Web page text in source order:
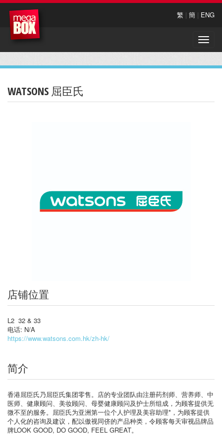
繁 | 簡 | ENG
Toggle
WATSONS 屈臣氏
店铺位置
L2 32 & 33
电话: N/A
https://www.watsons.com.hk/zh-hk/
简介
香港屈臣氏乃屈臣氏集团零售。店的专业团队由注册药剂师、营养师、中
医师、健康顾问、美妆顾问、母婴健康顾问及护士所组成，为顾客提供无
微不至的服务。屈臣氏为亚洲第一位个人护理及美容助理*，为顾客提供
个人化的咨询及建议，配以傲视同侪的产品种类，令顾客每天审视品牌品
牌LOOK GOOD, DO GOOD, FEEL GREAT。